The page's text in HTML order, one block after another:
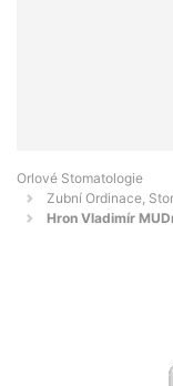
Orlové Stomatologie
Zubní Ordinace,
Hron Vladimír